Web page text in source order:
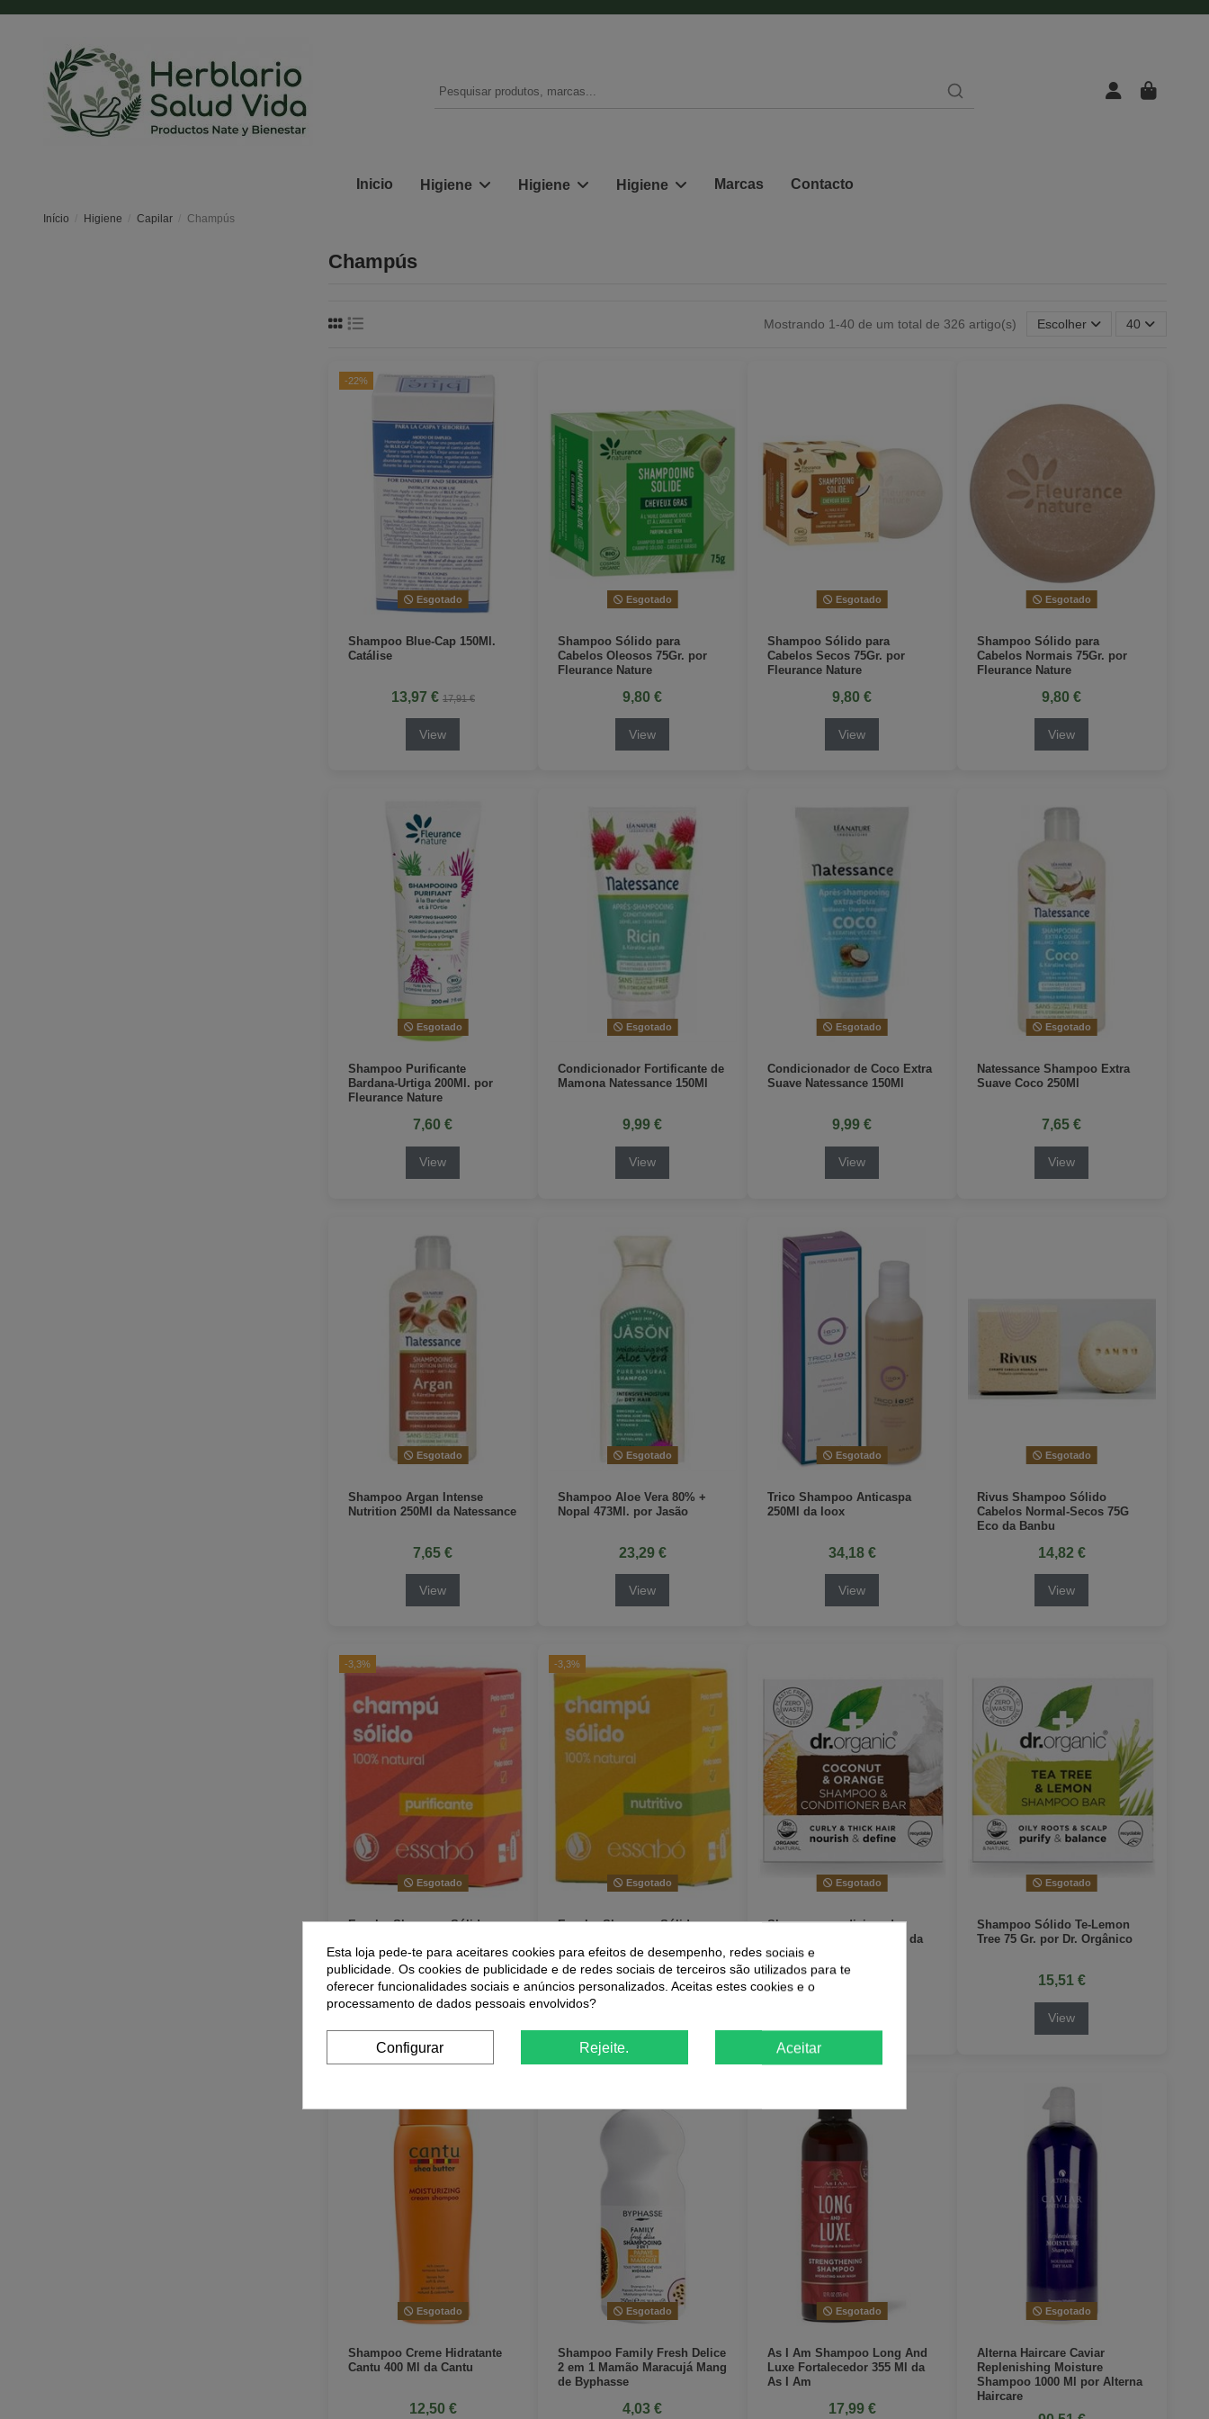
Inicio Higiene Higiene Higiene Marcas Contacto
Início Higiene Capilar Champús
Champús
Mostrando 1-40 de um total de 326 artigo(s) Escolher 40
-22%
Esgotado
Shampoo Blue-Cap 150Ml.
Catálise
13,97 € 17,91 €
View
Esgotado
Shampoo Sólido para
Cabelos Oleosos 75Gr. por
Fleurance Nature
9,80 €
View
Esgotado
Shampoo Sólido para
Cabelos Secos 75Gr. por
Fleurance Nature
9,80 €
View
Esgotado
Shampoo Sólido para
Cabelos Normais 75Gr. por
Fleurance Nature
9,80 €
View
Esgotado
Shampoo Purificante
Bardana-Urtiga 200Ml. por
Fleurance Nature
7,60 €
View
Esgotado
Condicionador Fortificante de
Mamona Natessance 150Ml
9,99 €
View
Esgotado
Condicionador de Coco Extra
Suave Natessance 150Ml
9,99 €
View
Esgotado
Natessance Shampoo Extra
Suave Coco 250Ml
7,65 €
View
Esgotado
Shampoo Argan Intense
Nutrition 250Ml da Natessance
7,65 €
View
Esgotado
Shampoo Aloe Vera 80% +
Nopal 473Ml. por Jasão
23,29 €
View
Esgotado
Trico Shampoo Anticaspa
250Ml da Ioox
34,18 €
View
Esgotado
Rivus Shampoo Sólido
Cabelos Normal-Secos 75G
Eco da Banbu
14,82 €
View
-3,3%
Esgotado
Essabo Shampoo Sólido
7,25 € 7,50 €
-3,3%
Esgotado
Essabo Shampoo Sólido
7,25 € 7,50 €
Esgotado
Shampoo-condicionador
sólido coco-laranja 75 gr da
Dr. Organic
Esgotado
Shampoo Sólido Te-Lemon
Tree 75 Gr. por Dr. Orgânico
15,51 €
View
Esgotado
Shampoo Creme Hidratante
Cantu 400 Ml da Cantu
12,50 €
Esgotado
Shampoo Family Fresh Delice
2 em 1 Mamão Maracujá Mang
de Byphasse
4,03 €
Esgotado
As I Am Shampoo Long And
Luxe Fortalecedor 355 Ml da
As I Am
17,99 €
Esgotado
Alterna Haircare Caviar
Replenishing Moisture
Shampoo 1000 Ml por Alterna
Haircare
Esta loja pede-te para aceitares cookies para efeitos de desempenho, redes sociais e
publicidade. Os cookies de publicidade e de redes sociais de terceiros são utilizados para te
oferecer funcionalidades sociais e anúncios personalizados. Aceitas estes cookies e o
processamento de dados pessoais envolvidos?
Configurar Rejeite. Aceitar